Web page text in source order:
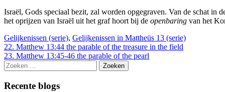
Israël, Gods speciaal bezit, zal worden opgegraven. Van de schat
het oprijzen van Israël uit het graf hoort bij de openbaring van het
Gelijkenissen (serie), Gelijkenissen in Mattheüs 13 (serie)
Berichtnavigatie
22. Matthew 13:44 the parable of the treasure in the field
23. Matthew 13:45-46 the parable of the pearl
Zoeken
naar:
Recente blogs